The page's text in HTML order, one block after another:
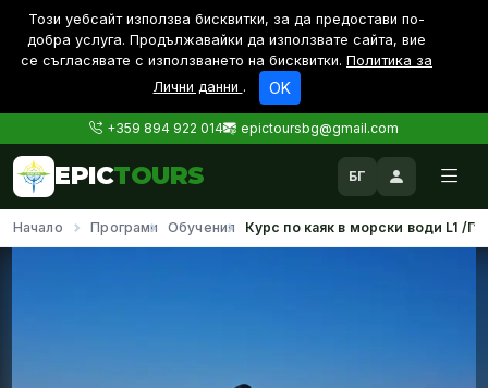
Този уебсайт използва бисквитки, за да предостави по-
дoбра услуга. Продължавайки да използвате сайта, вие
се съгласявате с използването на бисквитки. Политика за
Лични данни . OK
+359 894 922 014 epictoursbg@gmail.com
EPICTOURS БГ
Начало Програми Обучения Курс по каяк в морски води L1 /